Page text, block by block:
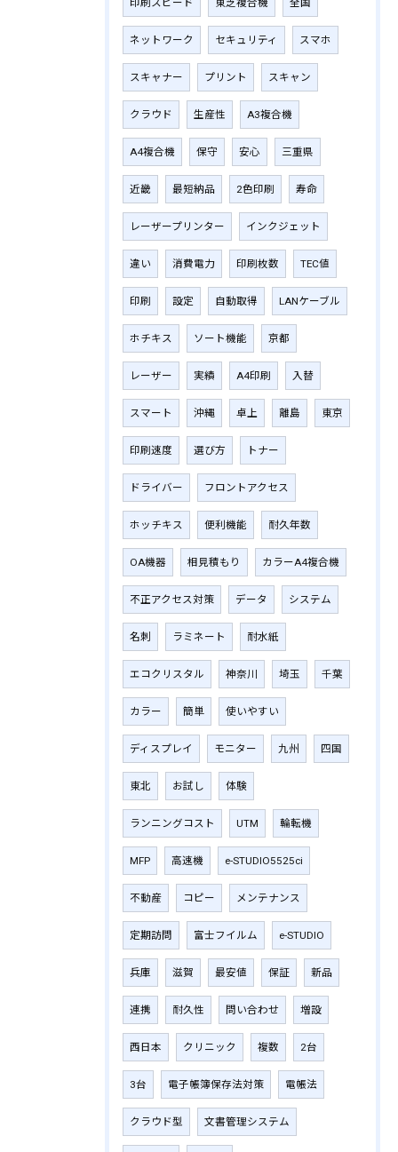
印刷スピード 東芝複合機 全国
ネットワーク セキュリティ スマホ
スキャナー プリント スキャン
クラウド 生産性 A3複合機
A4複合機 保守 安心 三重県
近畿 最短納品 2色印刷 寿命
レーザープリンター インクジェット
違い 消費電力 印刷枚数 TEC値
印刷 設定 自動取得 LANケーブル
ホチキス ソート機能 京都
レーザー 実績 A4印刷 入替
スマート 沖縄 卓上 離島 東京
印刷速度 選び方 トナー
ドライバー フロントアクセス
ホッチキス 便利機能 耐久年数
OA機器 相見積もり カラーA4複合機
不正アクセス対策 データ システム
名刺 ラミネート 耐水紙
エコクリスタル 神奈川 埼玉 千葉
カラー 簡単 使いやすい
ディスプレイ モニター 九州 四国
東北 お試し 体験
ランニングコスト UTM 輪転機
MFP 高速機 e-STUDIO5525ci
不動産 コピー メンテナンス
定期訪問 富士フイルム e-STUDIO
兵庫 滋賀 最安値 保証 新品
連携 耐久性 問い合わせ 増設
西日本 クリニック 複数 2台
3台 電子帳簿保存法対策 電帳法
クラウド型 文書管理システム